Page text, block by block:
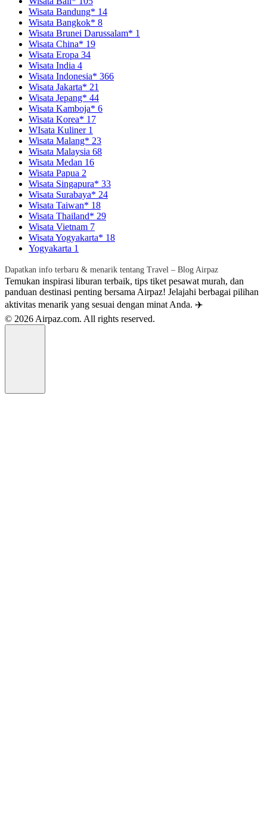
Wisata Bandung* 14
Wisata Bangkok* 8
Wisata Brunei Darussalam* 1
Wisata China* 19
Wisata Eropa 34
Wisata India 4
Wisata Indonesia* 366
Wisata Jakarta* 21
Wisata Jepang* 44
Wisata Kamboja* 6
Wisata Korea* 17
WIsata Kuliner 1
Wisata Malang* 23
Wisata Malaysia 68
Wisata Medan 16
Wisata Papua 2
Wisata Singapura* 33
Wisata Surabaya* 24
Wisata Taiwan* 18
Wisata Thailand* 29
Wisata Vietnam 7
Wisata Yogyakarta* 18
Yogyakarta 1
Dapatkan info terbaru & menarik tentang Travel – Blog Airpaz
Temukan inspirasi liburan terbaik, tips tiket pesawat murah, dan
panduan destinasi penting bersama Airpaz! Jelajahi berbagai pilihan
aktivitas menarik yang sesuai dengan minat Anda. ✈️
© 2026 Airpaz.com. All rights reserved.